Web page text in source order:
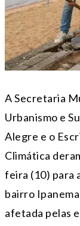
A Secretaria
Urbanismo e
Alegre e o
Climática
feira (10) para
bairro
afetada pelas